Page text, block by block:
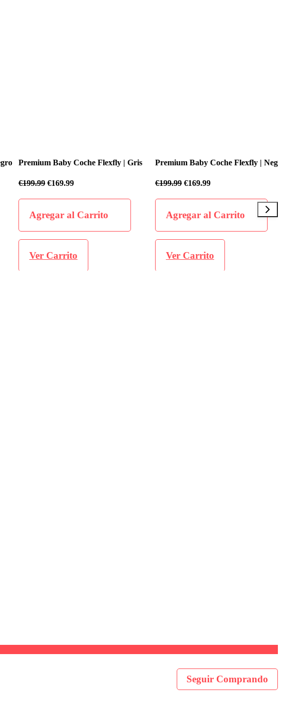
Premium Baby Coche Flexfly | Gris
199.99 €169.99
Agregar al Carrito
Ver Carrito
Premium Baby Coche Flexfly | Negro
199.99 €169.99
Agregar al Carrito
Ver Carrito
Seguir Comprando